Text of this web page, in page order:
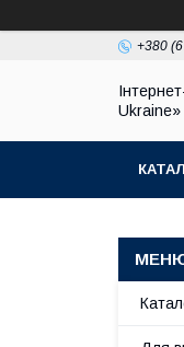
+380
Ukraine»